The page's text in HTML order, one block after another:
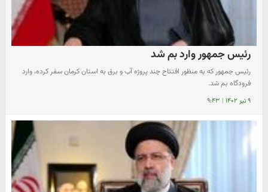
رئیس جمهور وارد بم شد
رئیس جمهور که به منظور افتتاح چند پروژه آب و برق به استان کرمان سفر کرده، وارد
فرودگاه بم شد.
۹ تیر ۱۴۰۲ | ۹:۴۳